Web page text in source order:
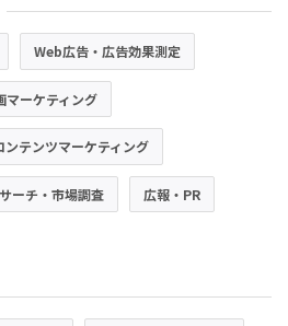
Web広告・広告効果測定
マーケティング
ンテンツマーケティング
ーチ・市場調査 広報・PR